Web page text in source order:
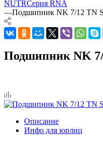
NUTRСерия RNA
—Подшипник NK 7/12 TN
Подшипник NK
Описание
Инфо для юрлиц